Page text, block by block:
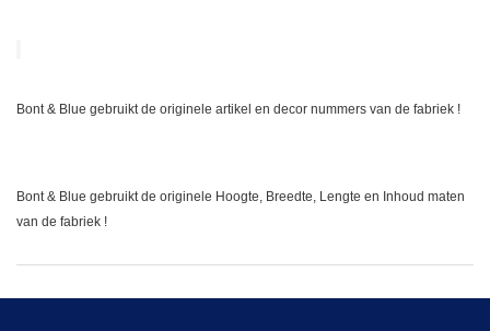
Bont & Blue gebruikt de originele artikel en decor nummers van de fabriek !
Bont & Blue gebruikt de originele Hoogte, Breedte, Lengte en Inhoud maten
van de fabriek !